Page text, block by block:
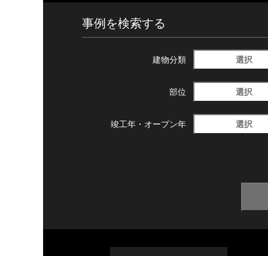
事例を検索する
建物分類 選択
部位 選択
竣工年・ オープン年 選択